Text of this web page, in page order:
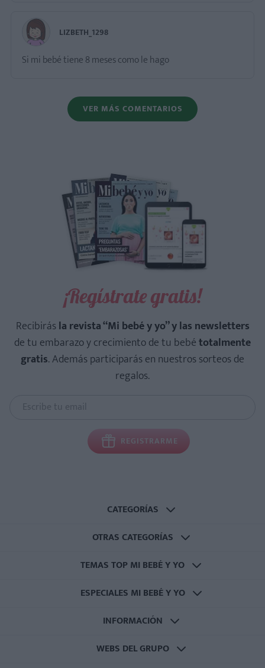
LIZBETH_1298
Si mi bebé tiene 8 meses como le hago
VER MÁS COMENTARIOS
¡Regístrate gratis!
Recibirásla revista “Mi bebé y yo” y las newsletters
de tu embarazo y crecimiento de tu bebétotalmente
gratis. Además participarás en nuestros sorteos de
regalos.
REGISTRARME
CATEGORÍAS
OTRAS CATEGORÍAS
TEMAS TOP MI BEBÉ Y YO
ESPECIALES MI BEBÉ Y YO
INFORMACIÓN
WEBS DEL GRUPO